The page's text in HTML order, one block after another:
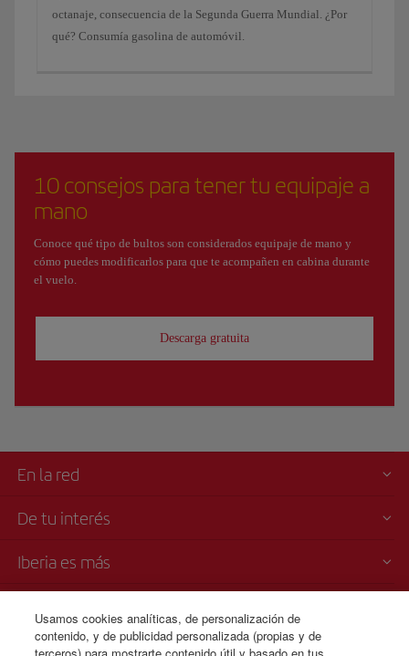
octanaje, consecuencia de la Segunda Guerra Mundial. ¿Por
qué? Consumía gasolina de automóvil.
10 consejos para tener tu equipaje a
mano
Conoce qué tipo de bultos son considerados equipaje de mano y
cómo puedes modificarlos para que te acompañen en cabina durante
el vuelo.
Descarga gratuita
En la red
De tu interés
Iberia es más
Venta telefónica
Usamos cookies analíticas, de personalización de
contenido, y de publicidad personalizada (propias y de